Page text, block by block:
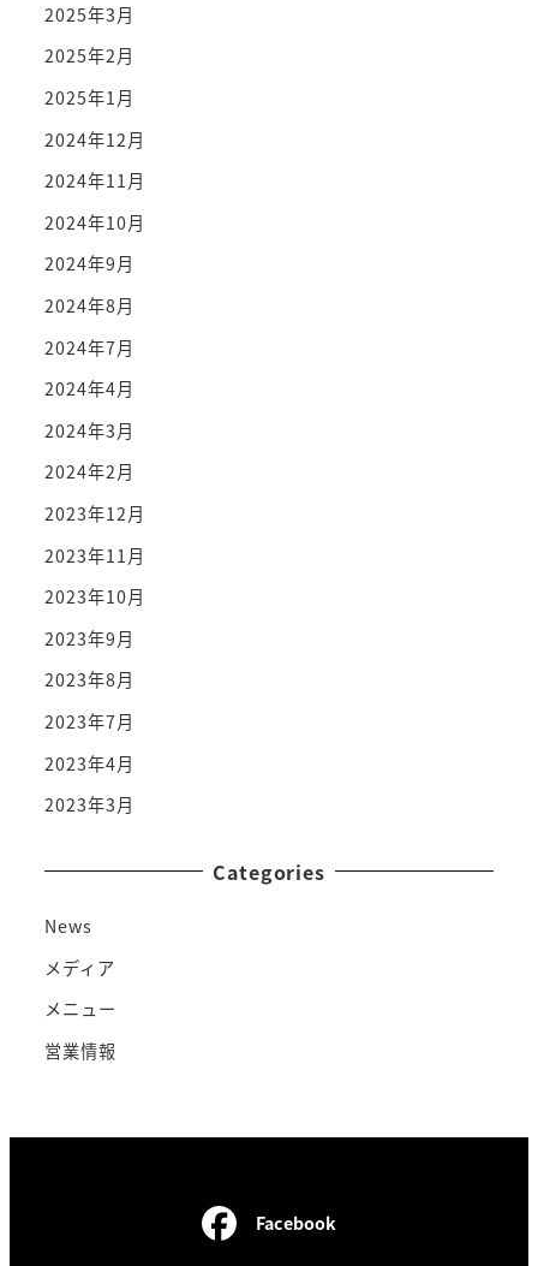
2025年3月
2025年2月
2025年1月
2024年12月
2024年11月
2024年10月
2024年9月
2024年8月
2024年7月
2024年4月
2024年3月
2024年2月
2023年12月
2023年11月
2023年10月
2023年9月
2023年8月
2023年7月
2023年4月
2023年3月
Categories
News
メディア
メニュー
営業情報
Facebook